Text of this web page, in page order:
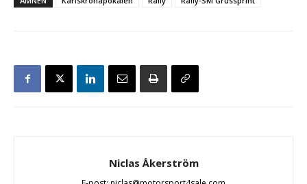
Niclas Åkerström